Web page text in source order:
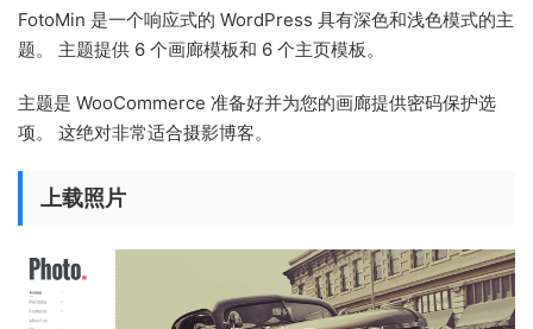
FotoMin 是一个响应式的 WordPress 具有深色和浅色模式的主
题。 主题提供 6 个画廊模板和 6 个主页模板。
主题是 WooCommerce 准备好并为您的画廊提供密码保护选
项。 这绝对非常适合摄影博客。
上载照片